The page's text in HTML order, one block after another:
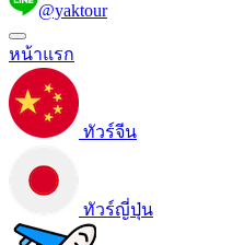
@yaktour
หน้าแรก
ทัวร์จีน
ทัวร์ญี่ปุ่น